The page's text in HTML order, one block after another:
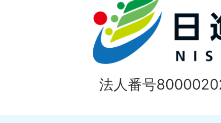
ス
ラ
イ
ド
1
枚
目
の
法人番号